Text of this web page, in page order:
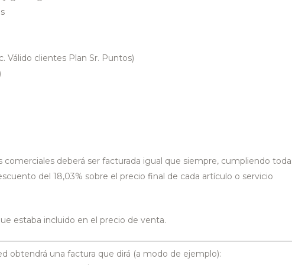
Válido clientes Plan Sr. Puntos)
comerciales deberá ser facturada igual que siempre, cumpliendo
del 18,03% sobre el precio final de cada artículo o servicio
estaba incluido en el precio de venta.
obtendrá una factura que dirá (a modo de ejemplo):